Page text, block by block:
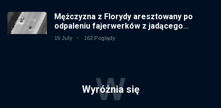
Mężczyzna z Florydy aresztowany po
odpaleniu fajerwerków z jadącego
samochodu
16 July 162 Poglądy
Wyróżnia się
W